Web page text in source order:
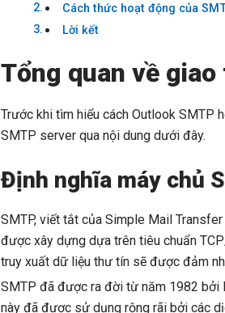
Cách thức hoạt động của
Lời kết
Tổng quan về
Trước khi tìm hiểu cách Outlook SMTP
SMTP server qua nội dung dưới đây.
Định nghĩa máy chủ
SMTP, viết tắt của Simple Mail
được xây dựng dựa trên tiêu chuẩn
truy xuất dữ liệu thư tín sẽ được đảm
SMTP đã được ra đời từ năm 1982 bởi
này đã được sử dụng rộng rãi bởi các